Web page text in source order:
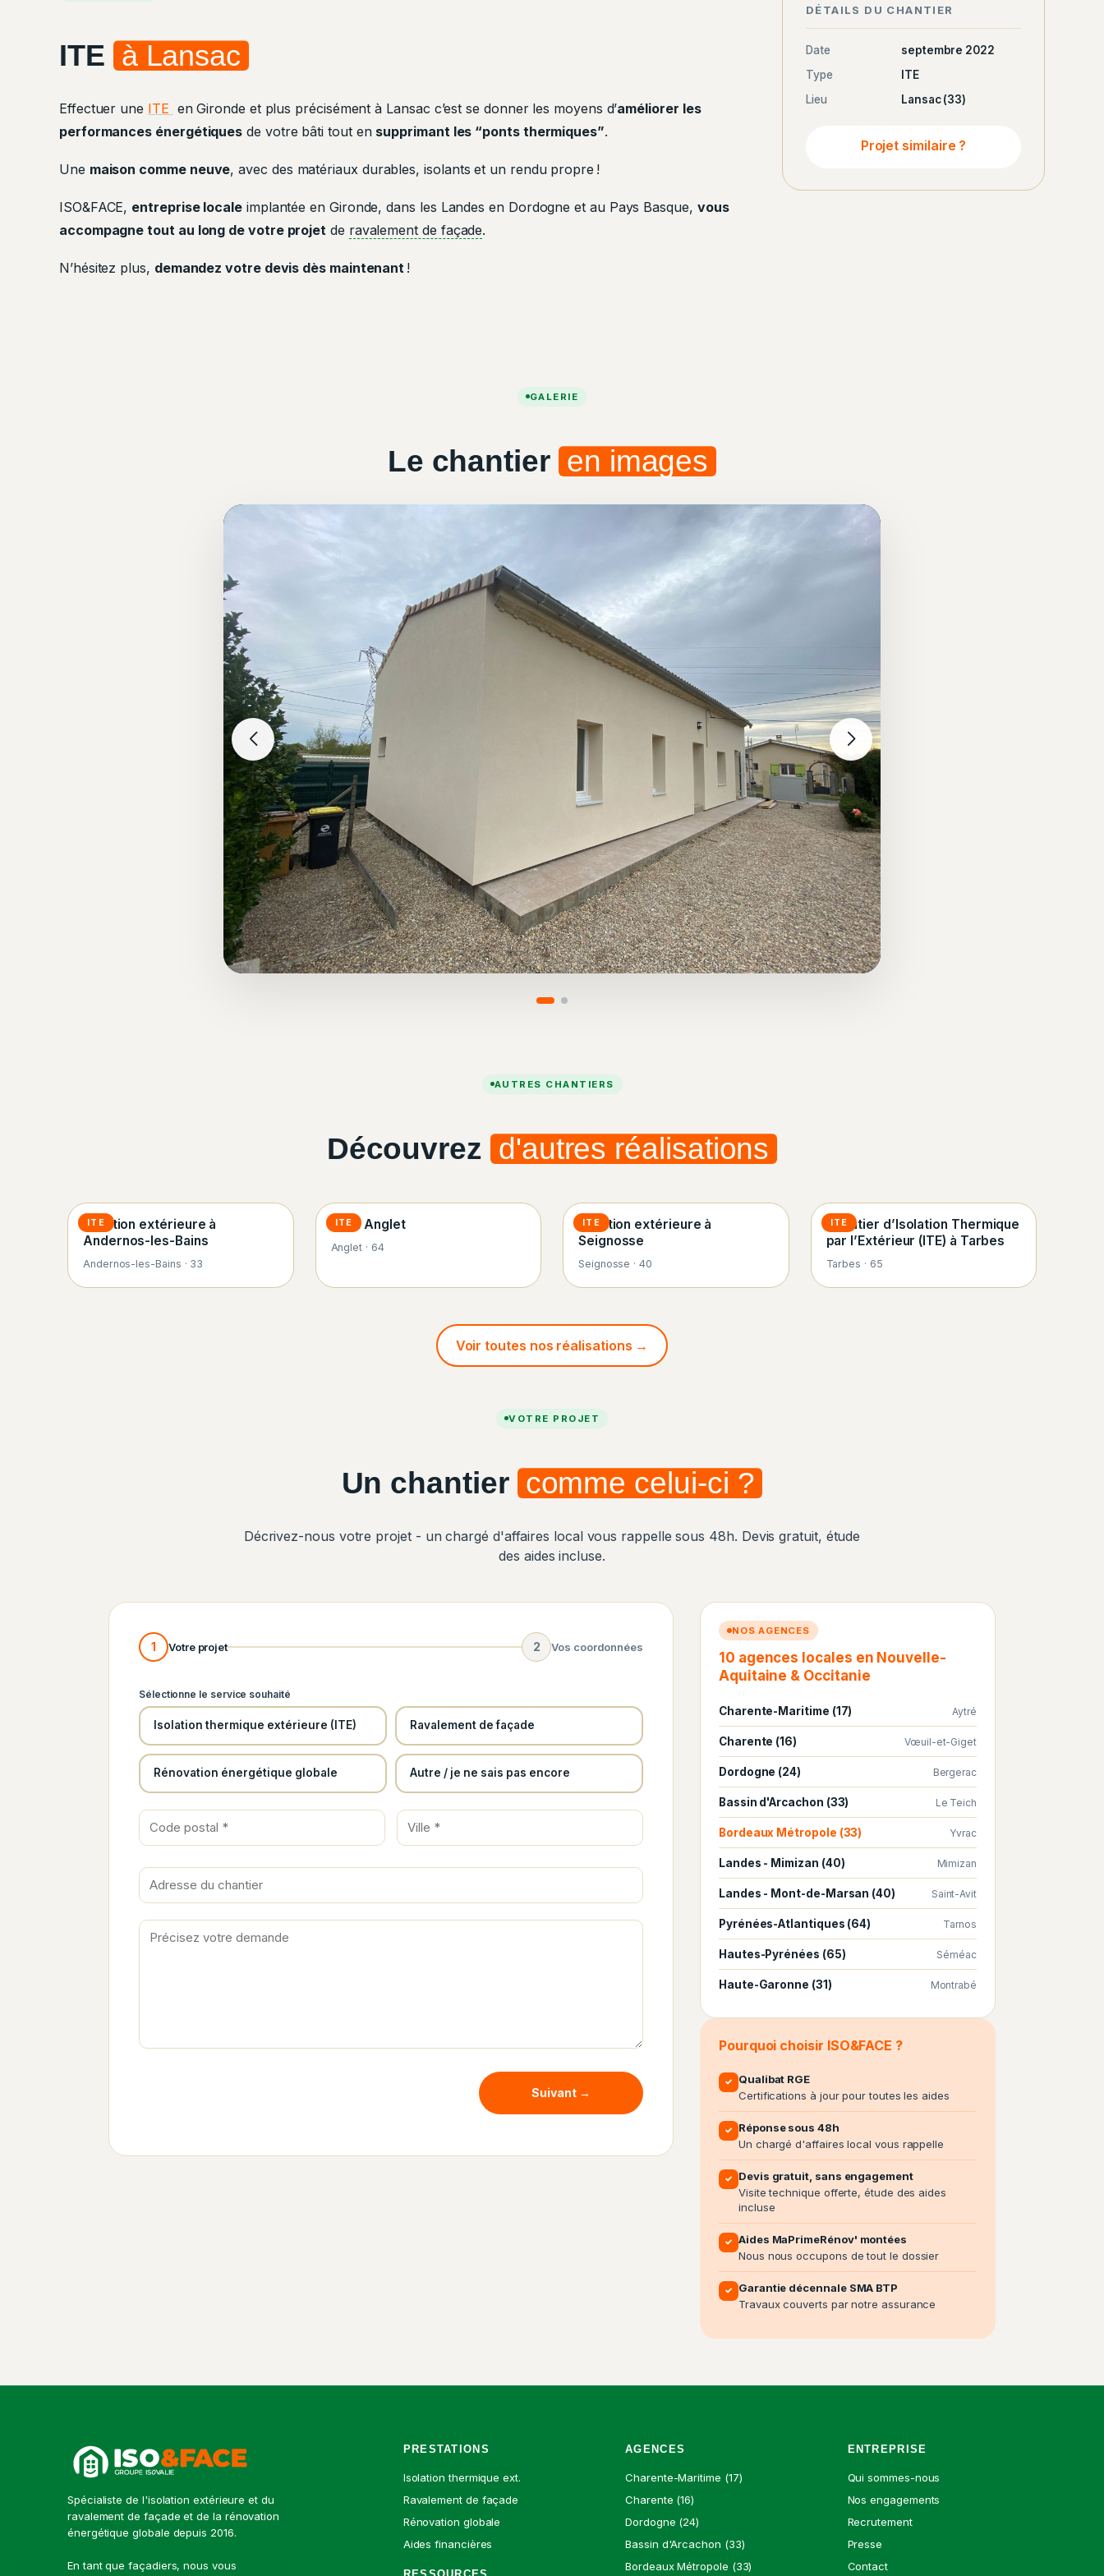
ITE à Lansac
Effectuer une ITE en Gironde et plus précisément à Lansac c’est se donner les moyens d’améliorer les
performances énergétiques de votre bâti tout en supprimant les “ponts thermiques”.
Une maison comme neuve, avec des matériaux durables, isolants et un rendu propre !
ISO&FACE, entreprise localeimplantée en Gironde, dans les Landes en Dordogne et au Pays Basque, vous
accompagne tout au long de votre projet de ravalement de façade.
N’hésitez plus, demandez votre devis dès maintenant !
DÉTAILS DU CHANTIER
Date
septembre 2022
Type
ITE
Lieu
Lansac (33)
Projet similaire ?
GALERIE
Le chantier en images
AUTRES CHANTIERS
Découvrez d'autres réalisations
ITE
Isolation extérieure à
Andernos-les-Bains
Andernos-les-Bains · 33
ITE
ITE à Anglet
Anglet · 64
ITE
Isolation extérieure à
Seignosse
Seignosse · 40
ITE
Chantier d’Isolation Thermique
par l’Extérieur (ITE) à Tarbes
Tarbes · 65
Voir toutes nos réalisations →
VOTRE PROJET
Un chantier comme celui-ci ?
Décrivez-nous votre projet - un chargé d'affaires local vous rappelle sous 48h. Devis gratuit, étude
des aides incluse.
1 Votre projet 2 Vos coordonnées
Sélectionne le service souhaité
Isolation thermique extérieure (ITE) Ravalement de façade
Rénovation énergétique globale Autre / je ne sais pas encore
Suivant →
NOS AGENCES
10 agences locales en Nouvelle-
Aquitaine & Occitanie
Charente-Maritime (17) Aytré
Charente (16) Vœuil-et-Giget
Dordogne (24) Bergerac
Bassin d'Arcachon (33) Le Teich
Bordeaux Métropole (33) Yvrac
Landes - Mimizan (40) Mimizan
Landes - Mont-de-Marsan (40) Saint-Avit
Pyrénées-Atlantiques (64) Tarnos
Hautes-Pyrénées (65) Séméac
Haute-Garonne (31) Montrabé
Pourquoi choisir ISO&FACE ?
✓
Qualibat RGE
Certifications à jour pour toutes les aides
✓
Réponse sous 48h
Un chargé d'affaires local vous rappelle
✓
Devis gratuit, sans engagement
Visite technique offerte, étude des aides
incluse
✓ Aides MaPrimeRénov' montées
Nous nous occupons de tout le dossier
✓
Garantie décennale SMA BTP
Travaux couverts par notre assurance
Spécialiste de l'isolation extérieure et du
ravalement de façade et de la rénovation
énergétique globale depuis 2016.
En tant que façadiers, nous vous
PRESTATIONS
Isolation thermique ext.
Ravalement de façade
Rénovation globale
Aides financières
AGENCES
Charente-Maritime (17)
Charente (16)
Dordogne (24)
Bassin d'Arcachon (33)
Bordeaux Métropole (33)
ENTREPRISE
Qui sommes-nous
Nos engagements
Recrutement
Presse
Contact